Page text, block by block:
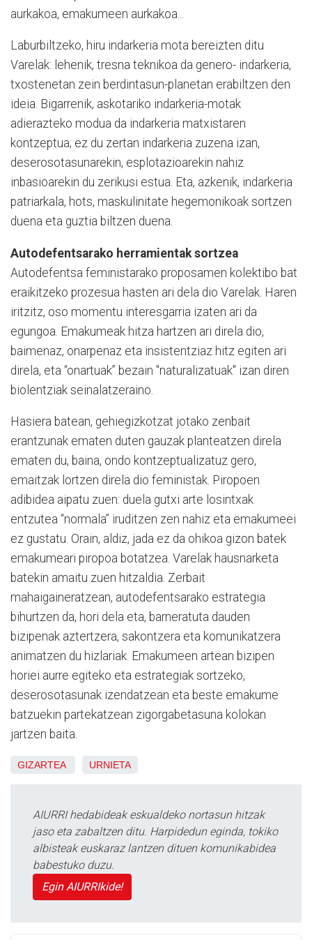
aurkakoa, emakumeen aurkakoa...
Laburbiltzeko, hiru indarkeria mota bereizten ditu
Varelak: lehenik, tresna teknikoa da genero- indarkeria,
txostenetan zein berdintasun-planetan erabiltzen den
ideia. Bigarrenik, askotariko indarkeria-motak
adierazteko modua da indarkeria matxistaren
kontzeptua; ez du zertan indarkeria zuzena izan,
deserosotasunarekin, esplotazioarekin nahiz
inbasioarekin du zerikusi estua. Eta, azkenik, indarkeria
patriarkala, hots, maskulinitate hegemonikoak sortzen
duena eta guztia biltzen duena.
Autodefentsarako herramientak sortzea
Autodefentsa feministarako proposamen kolektibo bat
eraikitzeko prozesua hasten ari dela dio Varelak. Haren
iritzitz, oso momentu interesgarria izaten ari da
egungoa. Emakumeak hitza hartzen ari direla dio,
baimenaz, onarpenaz eta insistentziaz hitz egiten ari
direla, eta “onartuak” bezain "naturalizatuak" izan diren
biolentziak seinalatzeraino.
Hasiera batean, gehiegizkotzat jotako zenbait
erantzunak ematen duten gauzak planteatzen direla
ematen du, baina, ondo kontzeptualizatuz gero,
emaitzak lortzen direla dio feministak. Piropoen
adibidea aipatu zuen: duela gutxi arte losintxak
entzutea “normala” iruditzen zen nahiz eta emakumeei
ez gustatu. Orain, aldiz, jada ez da ohikoa gizon batek
emakumeari piropoa botatzea. Varelak hausnarketa
batekin amaitu zuen hitzaldia. Zerbait
mahaigaineratzean, autodefentsarako estrategia
bihurtzen da, hori dela eta, barneratuta dauden
bizipenak aztertzera, sakontzera eta komunikatzera
animatzen du hizlariak. Emakumeen artean bizipen
horiei aurre egiteko eta estrategiak sortzeko,
deserosotasunak izendatzean eta beste emakume
batzuekin partekatzean zigorgabetasuna kolokan
jartzen baita.
GIZARTEA URNIETA
AIURRI hedabideak eskualdeko nortasun hitzak
jaso eta zabaltzen ditu. Harpidedun eginda, tokiko
albisteak euskaraz lantzen dituen komunikabidea
babestuko duzu.
Egin AIURRIkide!